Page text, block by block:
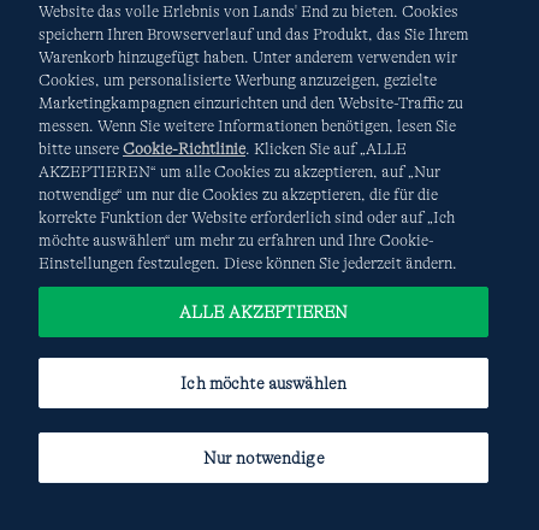
AGB Datenschutz & Sicherheit
Cookies-Ich möchte auswählen Site Map
Internationale Websites
Diese Website ist durch reCAPTCHA geschützt. Es gelten die
DatenschutzerklärungundNutzungsbedingungen
Google.
Website das volle Erlebnis von Lands' End zu bieten. Cookies
speichern Ihren Browserverlauf und das Produkt, das Sie Ihrem
Warenkorb hinzugefügt haben. Unter anderem verwenden wir
Cookies, um personalisierte Werbung anzuzeigen, gezielte
Marketingkampagnen einzurichten und den Website-Traffic zu
messen. Wenn Sie weitere Informationen benötigen, lesen Sie
bitte unsere Cookie-Richtlinie. Klicken Sie auf „ALLE
AKZEPTIEREN“ um alle Cookies zu akzeptieren, auf „Nur
notwendige“ um nur die Cookies zu akzeptieren, die für die
korrekte Funktion der Website erforderlich sind oder auf „Ich
möchte auswählen“ um mehr zu erfahren und Ihre Cookie-
Einstellungen festzulegen. Diese können Sie jederzeit ändern.
Ich möchte auswählen
Nur notwendige
ALLE AKZEPTIEREN